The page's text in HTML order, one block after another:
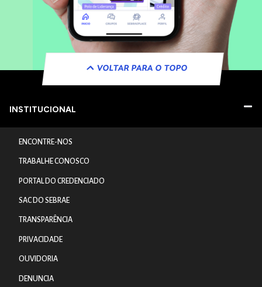
VOLTAR PARA O TOPO
INSTITUCIONAL
ENCONTRE-NOS
TRABALHE CONOSCO
PORTAL DO CREDENCIADO
SAC DO SEBRAE
TRANSPARÊNCIA
PRIVACIDADE
OUVIDORIA
DENUNCIA